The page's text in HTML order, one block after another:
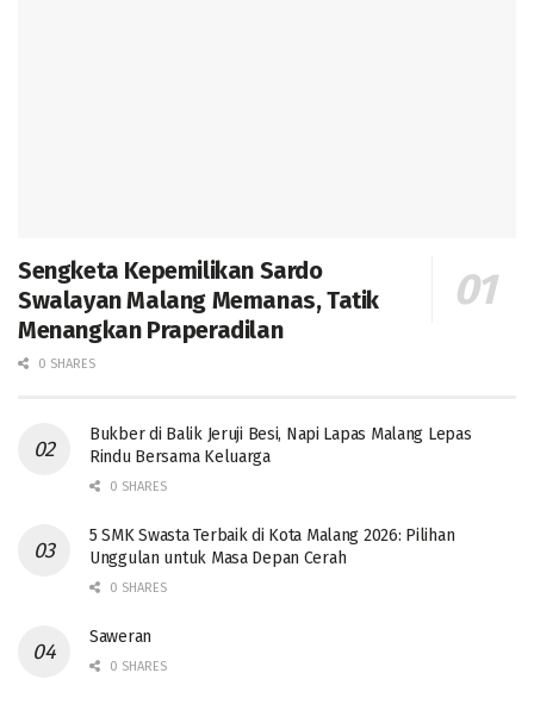
Sengketa Kepemilikan Sardo
Swalayan Malang Memanas, Tatik
Menangkan Praperadilan
0 SHARES
Bukber di Balik Jeruji Besi, Napi Lapas Malang Lepas
Rindu Bersama Keluarga
0 SHARES
5 SMK Swasta Terbaik di Kota Malang 2026: Pilihan
Unggulan untuk Masa Depan Cerah
0 SHARES
Saweran
0 SHARES